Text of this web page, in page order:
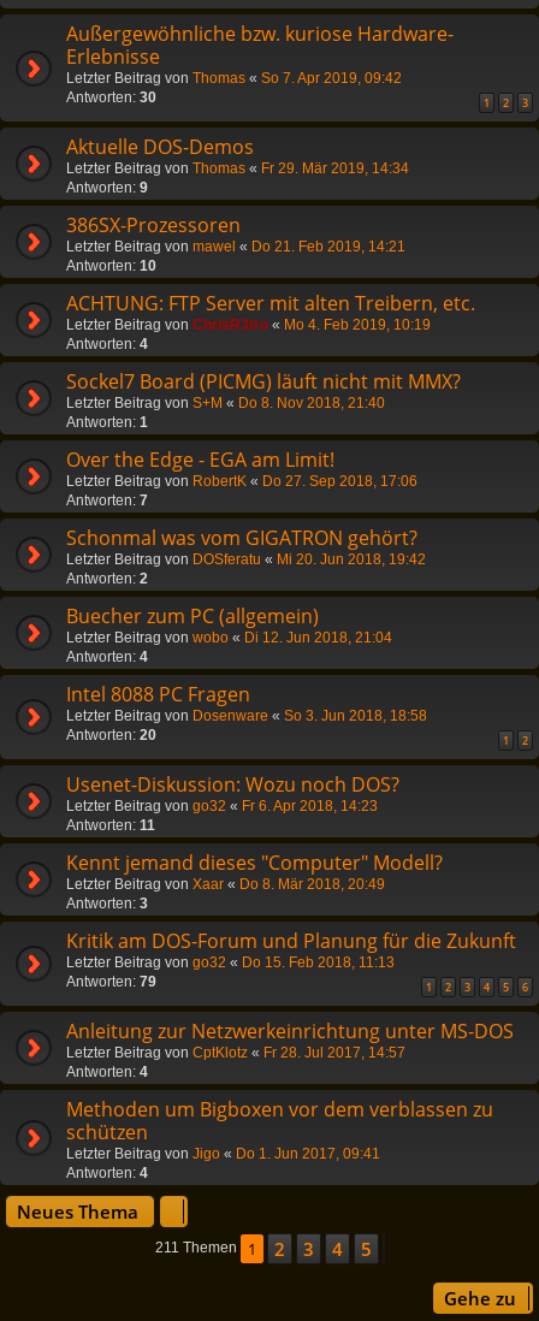
Außergewöhnliche bzw. kuriose Hardware-
Erlebnisse
Letzter Beitrag von Thomas « So 7. Apr 2019, 09:42
Antworten: 30 1 2 3
Aktuelle DOS-Demos
Letzter Beitrag von Thomas « Fr 29. Mär 2019, 14:34
Antworten: 9
386SX-Prozessoren
Letzter Beitrag von mawel « Do 21. Feb 2019, 14:21
Antworten: 10
ACHTUNG: FTP Server mit alten Treibern, etc.
Letzter Beitrag von ChrisR3tro « Mo 4. Feb 2019, 10:19
Antworten: 4
Sockel7 Board (PICMG) läuft nicht mit MMX?
Letzter Beitrag von S+M « Do 8. Nov 2018, 21:40
Antworten: 1
Over the Edge - EGA am Limit!
Letzter Beitrag von RobertK « Do 27. Sep 2018, 17:06
Antworten: 7
Schonmal was vom GIGATRON gehört?
Letzter Beitrag von DOSferatu « Mi 20. Jun 2018, 19:42
Antworten: 2
Buecher zum PC (allgemein)
Letzter Beitrag von wobo « Di 12. Jun 2018, 21:04
Antworten: 4
Intel 8088 PC Fragen
Letzter Beitrag von Dosenware « So 3. Jun 2018, 18:58
Antworten: 20 1 2
Usenet-Diskussion: Wozu noch DOS?
Letzter Beitrag von go32 « Fr 6. Apr 2018, 14:23
Antworten: 11
Kennt jemand dieses "Computer" Modell?
Letzter Beitrag von Xaar « Do 8. Mär 2018, 20:49
Antworten: 3
Kritik am DOS-Forum und Planung für die Zukunft
Letzter Beitrag von go32 « Do 15. Feb 2018, 11:13
Antworten: 79 1 2 3 4 5 6
Anleitung zur Netzwerkeinrichtung unter MS-DOS
Letzter Beitrag von CptKlotz « Fr 28. Jul 2017, 14:57
Antworten: 4
Methoden um Bigboxen vor dem verblassen zu
schützen
Letzter Beitrag von Jigo « Do 1. Jun 2017, 09:41
Antworten: 4
Neues Thema
211 Themen 1 2 3 4 5
Gehe zu